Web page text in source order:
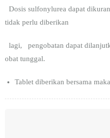
Dosis sulfonylurea dapat
tidak perlu diberikan
lagi, pengobatan dapat
obat tunggal.
Tablet diberikan bersama